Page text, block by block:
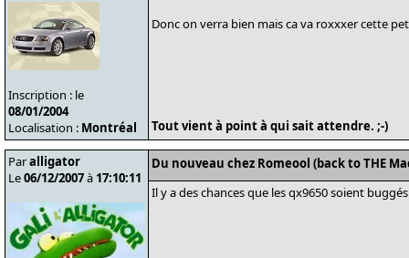
Inscription : le
08/01/2004
Localisation : Montréal
Donc on verra bien mais ca va roxxxer cette
Tout vient à point à qui sait attendre. ;-)
Paralligator
Le06/12/2007à 17:10:11
Du nouveau chez Romeool (back to THE
Il y a des chances que les qx9650 soient